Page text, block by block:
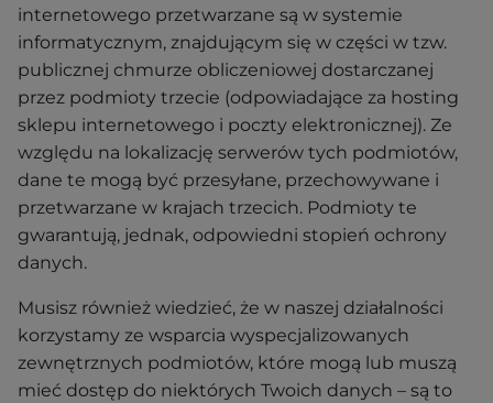
internetowego przetwarzane są w systemie
informatycznym, znajdującym się w części w tzw.
publicznej chmurze obliczeniowej dostarczanej
przez podmioty trzecie (odpowiadające za hosting
sklepu internetowego i poczty elektronicznej). Ze
względu na lokalizację serwerów tych podmiotów,
dane te mogą być przesyłane, przechowywane i
przetwarzane w krajach trzecich. Podmioty te
gwarantują, jednak, odpowiedni stopień ochrony
danych.
Musisz również wiedzieć, że w naszej działalności
korzystamy ze wsparcia wyspecjalizowanych
zewnętrznych podmiotów, które mogą lub muszą
mieć dostęp do niektórych Twoich danych – są to